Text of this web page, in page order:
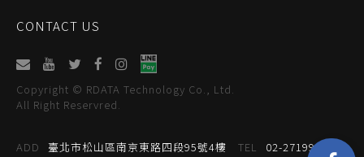
CONTACT US
Copyright © RDATA Technology Co., Ltd.
All Right Reservred.
ADD 臺北市松山區南京東路四段95號4樓 TEL 02-27199059